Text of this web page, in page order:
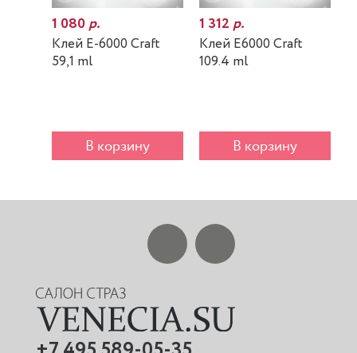
1 080р.
Клей E-6000 Craft
59,1 ml
В корзину
1 312р.
Клей E6000 Craft
109.4 ml
В корзину